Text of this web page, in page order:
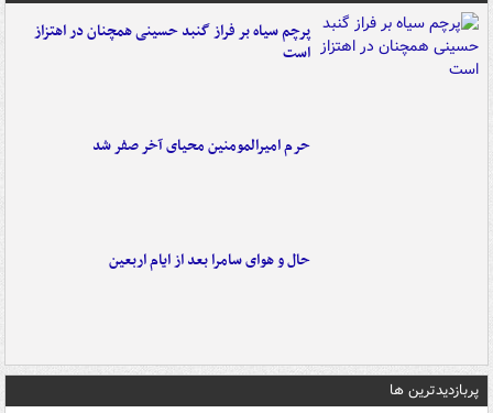
پرچم سیاه بر فراز گنبد حسینی همچنان در اهتزاز
است
حرم امیرالمومنین محیای آخر صفر شد
حال و هوای سامرا بعد از ایام اربعین
پربازدیدترین ها